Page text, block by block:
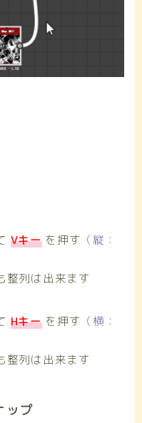
Vキーを押す （縦：
整列は出来ます
Hキーを押す （横：
整列は出来ます
ップ